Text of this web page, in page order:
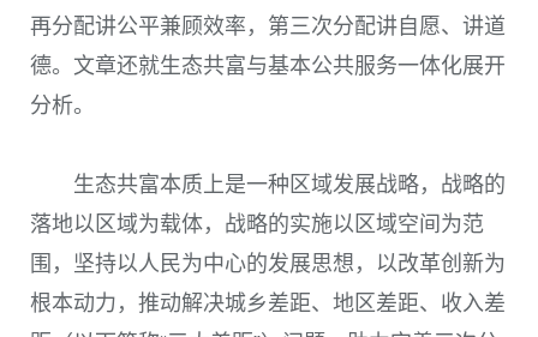
再分配讲公平兼顾效率，第三次分配讲自愿、讲道
德。文章还就生态共富与基本公共服务一体化展开
分析。
生态共富本质上是一种区域发展战略，战略的
落地以区域为载体，战略的实施以区域空间为范
围，坚持以人民为中心的发展思想，以改革创新为
根本动力，推动解决城乡差距、地区差距、收入差